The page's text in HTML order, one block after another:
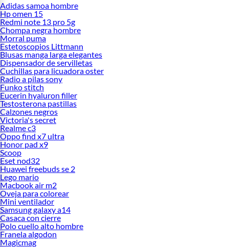
Adidas samoa hombre
Hp omen 15
Redmi note 13 pro 5g
Chompa negra hombre
Morral puma
Estetoscopios Littmann
Blusas manga larga elegantes
Dispensador de servilletas
Cuchillas para licuadora oster
Radio a pilas sony
Funko stitch
Eucerin hyaluron filler
Testosterona pastillas
Calzones negros
Victoria's secret
Realme c3
Oppo find x7 ultra
Honor pad x9
Scoop
Eset nod32
Huawei freebuds se 2
Lego mario
Macbook air m2
Oveja para colorear
Mini ventilador
Samsung galaxy a14
Casaca con cierre
Polo cuello alto hombre
Franela algodon
Magicmag